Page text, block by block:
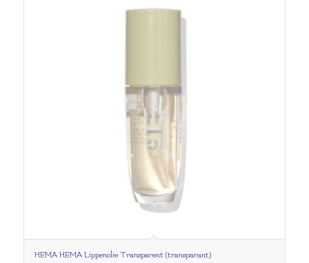
HEMA HEMA Lippenolie Transparent (transparant)